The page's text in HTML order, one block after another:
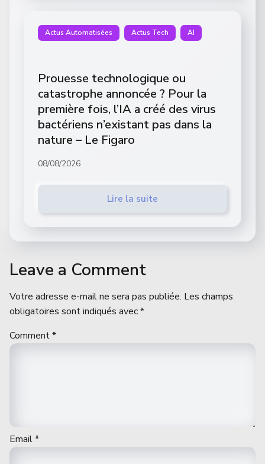
Actus Automatisées Actus Tech AI
Prouesse technologique ou
catastrophe annoncée ? Pour la
première fois, l’IA a créé des virus
bactériens n’existant pas dans la
nature – Le Figaro
08/08/2026
Lire la suite
Leave a Comment
Votre adresse e-mail ne sera pas publiée. Les champs
obligatoires sont indiqués avec*
Comment*
Email*